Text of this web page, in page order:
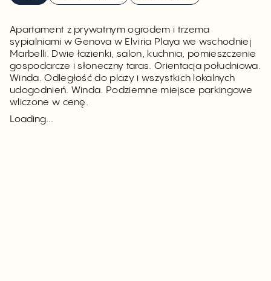
Apartament z prywatnym ogrodem i trzema
sypialniami w Genova w Elviria Playa we wschodniej
Marbelli. Dwie łazienki, salon, kuchnia, pomieszczenie
gospodarcze i słoneczny taras. Orientacja południowa.
Winda. Odległość do plaży i wszystkich lokalnych
udogodnień. Winda. Podziemne miejsce parkingowe
wliczone w cenę.
Loading...